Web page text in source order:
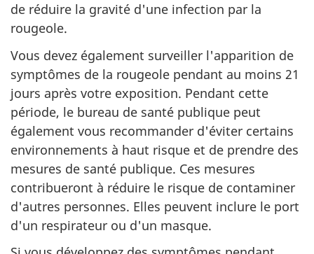
de réduire la gravité d'une infection par la
rougeole.
Vous devez également surveiller l'apparition de
symptômes de la rougeole pendant au moins 21
jours après votre exposition. Pendant cette
période, le bureau de santé publique peut
également vous recommander d'éviter certains
environnements à haut risque et de prendre des
mesures de santé publique. Ces mesures
contribueront à réduire le risque de contaminer
d'autres personnes. Elles peuvent inclure le port
d'un respirateur ou d'un masque.